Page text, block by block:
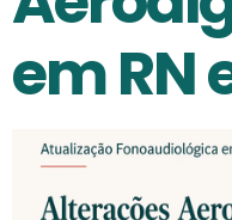
em RN